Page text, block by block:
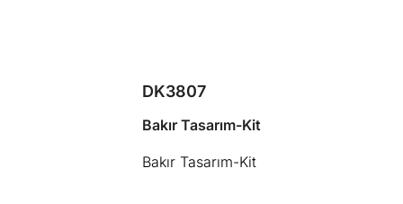
DK3807
Bakır Tasarım-Kit
Bakır Tasarım-Kit